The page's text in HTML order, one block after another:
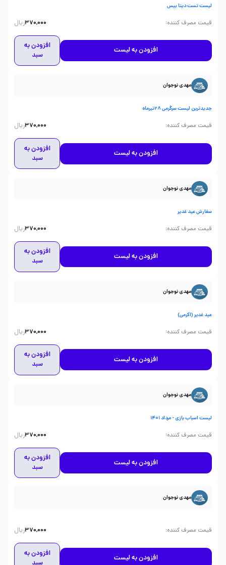
لیست تست دیتا بیس
قیمت مصرف کننده:
370,000ریال
افزودن به لیست
افزودن به
سبد
مهدی نوجوان
جدیدترین لیست سرگرمی 28تیرماه
قیمت مصرف کننده:
370,000ریال
افزودن به لیست
افزودن به
سبد
مهدی نوجوان
سفارش عید غدیر
قیمت مصرف کننده:
370,000ریال
افزودن به لیست
افزودن به
سبد
مهدی نوجوان
عید غدیر (اکرمی)
قیمت مصرف کننده:
370,000ریال
افزودن به لیست
افزودن به
سبد
مهدی نوجوان
لیست اسباب بازی - مرداد 1401
قیمت مصرف کننده:
370,000ریال
افزودن به لیست
افزودن به
سبد
مهدی نوجوان
قیمت مصرف کننده:
370,000ریال
افزودن به لیست
افزودن به